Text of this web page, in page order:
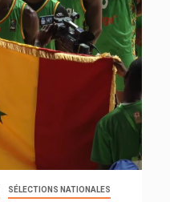
SÉLECTIONS NATIONALES